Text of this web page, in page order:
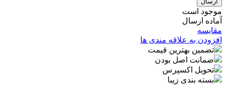
موجود است
آماده ارسال
مقایسه
افزودن به علاقه مندی ها
تضمین بهترین قیمت
ضمانت اصل بودن
تحویل اکسپرس
بسته بندی زیبا